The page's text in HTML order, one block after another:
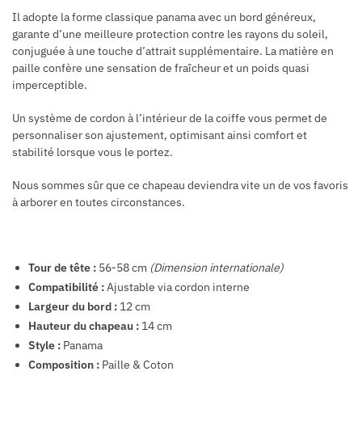
Il adopte la forme classique panama avec un bord généreux,
garante d’une meilleure protection contre les rayons du soleil,
conjuguée à une touche d’attrait supplémentaire. La matière en
paille confère une sensation de fraîcheur et un poids quasi
imperceptible.
Un système de cordon à l’intérieur de la coiffe vous permet de
personnaliser son ajustement, optimisant ainsi comfort et
stabilité lorsque vous le portez.
Nous sommes sûr que ce chapeau deviendra vite un de vos favoris
à arborer en toutes circonstances.
Tour de tête : 56-58 cm (Dimension internationale)
Compatibilité :Ajustable via cordon interne
Largeur du bord : 12 cm
Hauteur du chapeau : 14 cm
Style : Panama
Composition : Paille & Coton